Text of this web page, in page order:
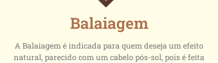
Balaiagem
A Balaiagem é indicada para quem deseja um efeito
natural, parecido com um cabelo pós-sol, pois é feita